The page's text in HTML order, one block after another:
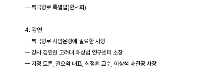
ㅡ 북극항로 특별법(한세희)
4. 강연
ㅡ 북극항로 시범운항에 필요한 사항
ㅡ 강사 김인현 고려대 해상법 연구센터 소장
ㅡ 지정 토론, 권오익 대표, 최정환 교수, 이상석 해진공 차장